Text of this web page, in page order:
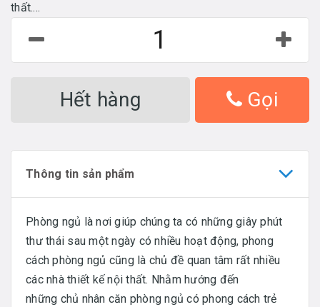
thất....
Hết hàng Gọi
Thông tin sản phẩm
Phòng ngủ là nơi giúp chúng ta có những giây phút
thư thái sau một ngày có nhiều hoạt động, phong
cách phòng ngủ cũng là chủ đề quan tâm rất nhiều
các nhà thiết kế nội thất. Nhằm hướng đến
những chủ nhân căn phòng ngủ có phong cách trẻ